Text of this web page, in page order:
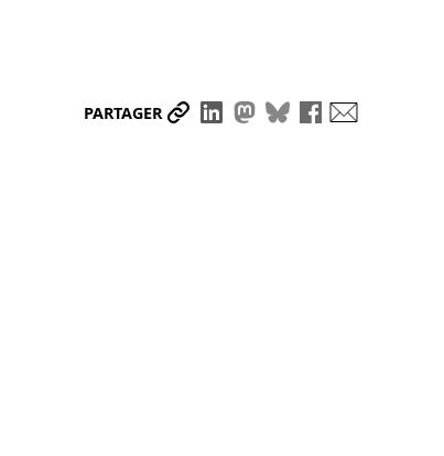
PARTAGER Partager le lien
Partager sur LinkedIn
Partager sur
Partager sur
Partager sur